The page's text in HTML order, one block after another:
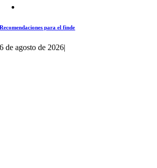
Recomendaciones para el finde
6 de agosto de 2026|